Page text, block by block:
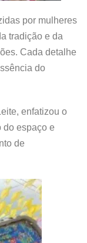
por mulheres
tradição e da
Cada detalhe
do
enfatizou o
do espaço e
de